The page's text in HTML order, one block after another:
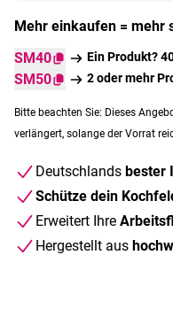
Mehr einkaufen = mehr
SM40
Ein Produkt?
SM50 2 oder mehr
Bitte beachten Sie: Dieses
verlängert, solange der Vorrat
Deutschlands bester
Schütze dein
Erweitert Ihre
Hergestellt aus